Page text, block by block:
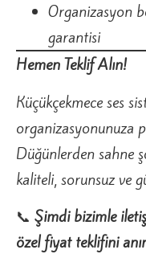
Organizasyon
garantisi
Hemen Teklif Alın!
Küçükçekmece ses
organizasyonunuza
Düğünlerden sahne
kaliteli, sorunsuz ve
📞 Şimdi bizimle
özel fiyat teklifini